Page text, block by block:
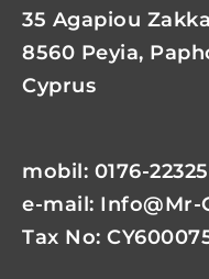
35 Agapiou
8560 Peyia,
Cyprus
mobil: 0176-
e-mail:
Tax No: